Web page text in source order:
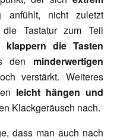
anfühlt, nicht zuletzt
Tastatur zum Teil
klappern die Tasten
den minderwertigen
verstärkt. Weiteres
leicht hängen und
Klackgeräusch nach.
dass man auch nach